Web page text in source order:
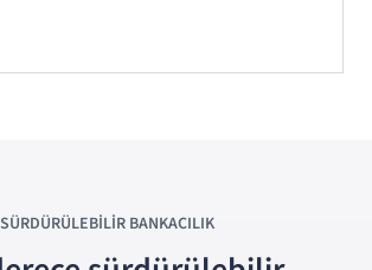
SÜRDÜRÜLEBİLİR BANKACILIK